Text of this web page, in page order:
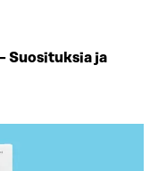
Suosituksia ja